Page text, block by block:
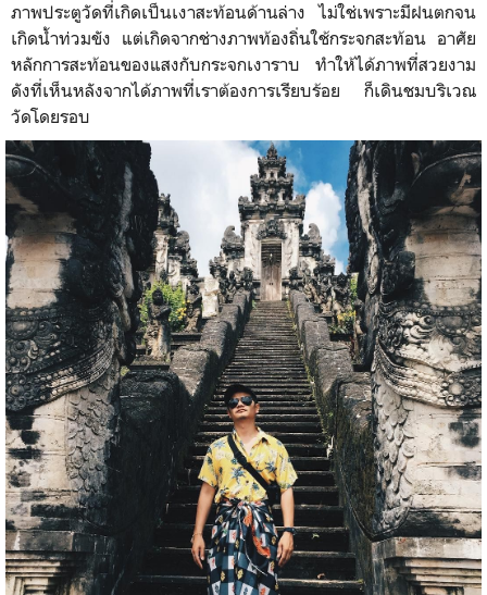
ภาพประตูวัดที่เกิดเป็นเงาสะท้อนด้านล่าง ไม่ใช่เพราะมีฝนตกจน
เกิดน้ำท่วมขัง แต่เกิดจากช่างภาพท้องถิ่นใช้กระจกสะท้อน อาศัย
หลักการสะท้อนของแสงกับกระจกเงาราบ ทำให้ได้ภาพที่สวยงาม
ดังที่เห็นหลังจากได้ภาพที่เราต้องการเรียบร้อย ก็เดินชมบริเวณ
วัดโดยรอบ